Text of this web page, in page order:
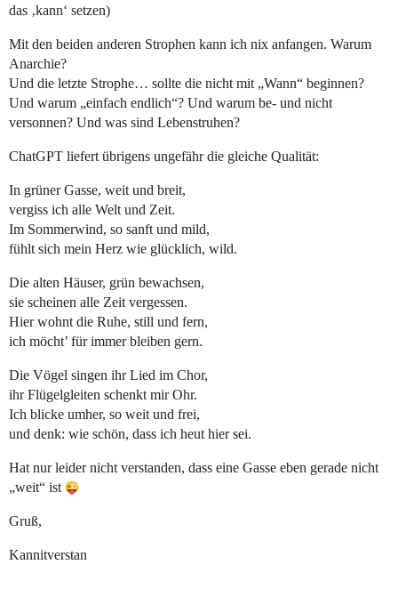
das ‚kann‘ setzen)
Mit den beiden anderen Strophen kann ich nix anfangen. Warum
Anarchie?
Und die letzte Strophe… sollte die nicht mit „Wann“ beginnen?
Und warum „einfach endlich“? Und warum be- und nicht
versonnen? Und was sind Lebenstruhen?
ChatGPT liefert übrigens ungefähr die gleiche Qualität:
In grüner Gasse, weit und breit,
vergiss ich alle Welt und Zeit.
Im Sommerwind, so sanft und mild,
fühlt sich mein Herz wie glücklich, wild.
Die alten Häuser, grün bewachsen,
sie scheinen alle Zeit vergessen.
Hier wohnt die Ruhe, still und fern,
ich möcht’ für immer bleiben gern.
Die Vögel singen ihr Lied im Chor,
ihr Flügelgleiten schenkt mir Ohr.
Ich blicke umher, so weit und frei,
und denk: wie schön, dass ich heut hier sei.
Hat nur leider nicht verstanden, dass eine Gasse eben gerade nicht
„weit“ ist
Gruß,
Kannitverstan